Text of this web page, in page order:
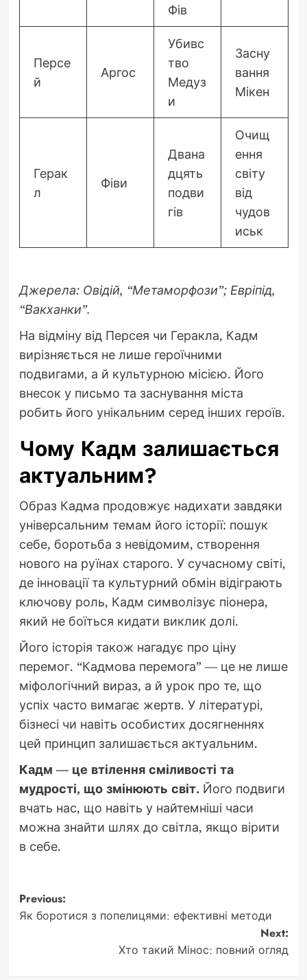
Фів
Персе
й
Аргос
Убивс
тво
Медуз
и
Засну
вання
Мікен
Герак
л
Фіви
Двана
дцять
подви
гів
Очищ
ення
світу
від
чудов
иськ
Джерела: Овідій, “Метаморфози”; Евріпід,
“Вакханки”.
На відміну від Персея чи Геракла, Кадм
вирізняється не лише героїчними
подвигами, а й культурною місією. Його
внесок у письмо та заснування міста
робить його унікальним серед інших героїв.
Чому Кадм залишається
актуальним?
Образ Кадма продовжує надихати завдяки
універсальним темам його історії: пошук
себе, боротьба з невідомим, створення
нового на руїнах старого. У сучасному світі,
де інновації та культурний обмін відіграють
ключову роль, Кадм символізує піонера,
який не боїться кидати виклик долі.
Його історія також нагадує про ціну
перемог. “Кадмова перемога” — це не лише
міфологічний вираз, а й урок про те, що
успіх часто вимагає жертв. У літературі,
бізнесі чи навіть особистих досягненнях
цей принцип залишається актуальним.
Кадм — це втілення сміливості та
мудрості, що змінюють світ. Його подвиги
вчать нас, що навіть у найтемніші часи
можна знайти шлях до світла, якщо вірити
в себе.
Post
navigation
Previous:
Як боротися з попелицями: ефективні методи
Next:
Хто такий Мінос: повний огляд